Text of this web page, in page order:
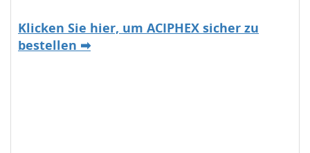
Klicken Sie hier, um ACIPHEX sicher zu
bestellen ➡